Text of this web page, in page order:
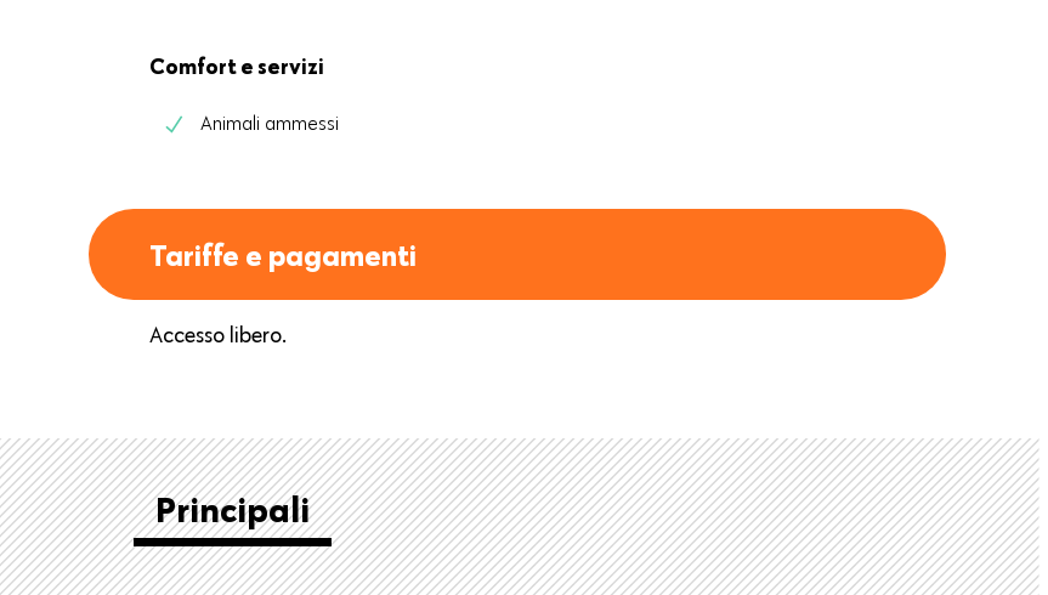
Comfort e servizi
Animali ammessi
Tariffe e pagamenti
Accesso libero.
Principali